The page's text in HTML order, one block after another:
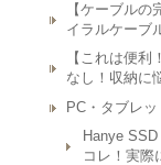
【ケーブル
イラルケーブ
【これは便
なし！収納に
PC・タブレッ
Hanye
コレ！実際